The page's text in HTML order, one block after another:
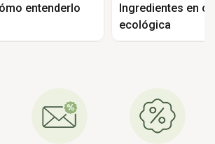
entenderlo
Ingredientes en
ecológica